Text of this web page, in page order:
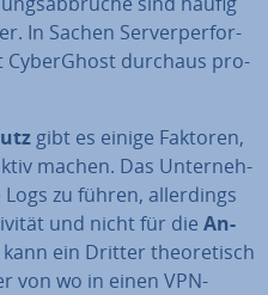
In Sachen Ser­ver­per­for­
Cy­berG­host durchaus pro­
gibt es einige Faktoren,
machen. Das Un­ter­neh­
zu führen, al­ler­dings
und nicht für die An­
ein Dritter theo­re­tisch
von wo in einen VPN-